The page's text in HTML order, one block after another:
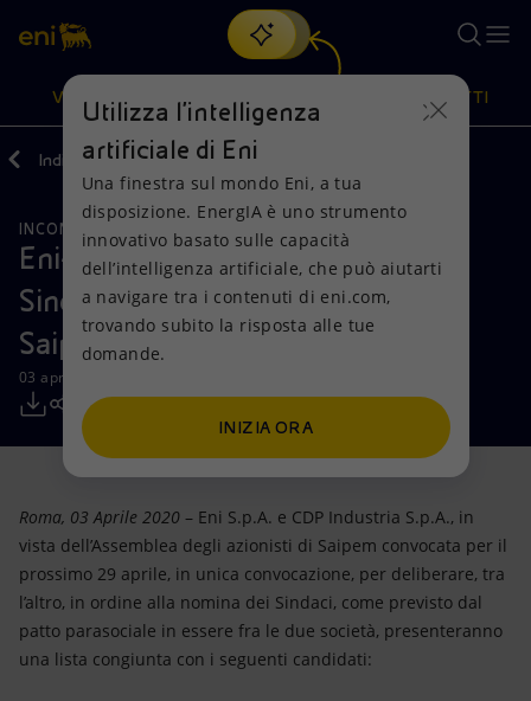
Cerca
scopri EnergIA, la nostra nuova soluzione di intelligenza
artificiale.
VISIONE
Visione
Mission e valori
Persone e Partnership
Net Zero
Modello satellitare
Energia accessibile
Innovazione
Scenari energetici
Azioni
Diversificazione energetica
Tecnologie per la transizione
Collaborazioni per l'innovazione
Attività nel mondo
PRODOTTI
Prodotti
Casa
Imprese
Mobilità
Indietro Media Comunicati Stampa
INCONTRI E ACCORDI
Eni-CDP Industria: lista candidati
Sindaci e proposte per l’Assemblea
Saipem
03 aprile 2020 - 17:30 CEST
Roma, 03 Aprile 2020 – Eni S.p.A. e CDP Industria S.p.A., in
vista dell’Assemblea degli azionisti di Saipem convocata per il
prossimo 29 aprile, in unica convocazione, per deliberare, tra
l’altro, in ordine alla nomina dei Sindaci, come previsto dal
patto parasociale in essere fra le due società, presenteranno
una lista congiunta con i seguenti candidati:
Utilizza l'intelligenza
artificiale di Eni
Una finestra sul mondo Eni, a tua
disposizione. EnergIA è uno strumento
innovativo basato sulle capacità
dell’intelligenza artificiale, che può aiutarti
a navigare tra i contenuti di eni.com,
trovando subito la risposta alle tue
domande.
INIZIA ORA